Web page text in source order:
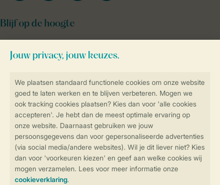
Veilig en snel online boeken
SSL certificaat
Veilige gegevensoverdracht
Veilige betaling
Blijf op de hoogte